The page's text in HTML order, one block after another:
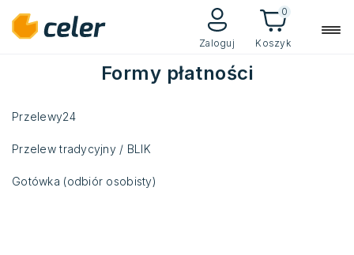
Zaloguj Koszyk
0
Formy płatności
Przelewy24
Przelew tradycyjny / BLIK
Gotówka (odbiór osobisty)